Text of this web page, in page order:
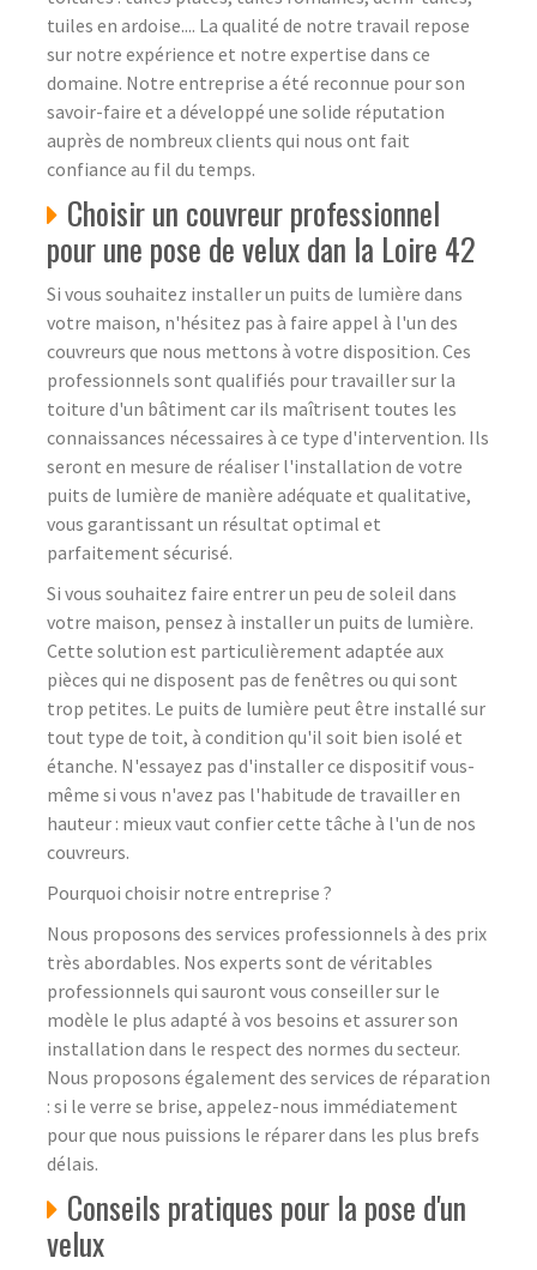
tuiles en ardoise.... La qualité de notre travail repose
sur notre expérience et notre expertise dans ce
domaine. Notre entreprise a été reconnue pour son
savoir-faire et a développé une solide réputation
auprès de nombreux clients qui nous ont fait
confiance au fil du temps.
Choisir un couvreur professionnel
pour une pose de velux dan la Loire 42
Si vous souhaitez installer un puits de lumière dans
votre maison, n'hésitez pas à faire appel à l'un des
couvreurs que nous mettons à votre disposition. Ces
professionnels sont qualifiés pour travailler sur la
toiture d'un bâtiment car ils maîtrisent toutes les
connaissances nécessaires à ce type d'intervention. Ils
seront en mesure de réaliser l'installation de votre
puits de lumière de manière adéquate et qualitative,
vous garantissant un résultat optimal et
parfaitement sécurisé.
Si vous souhaitez faire entrer un peu de soleil dans
votre maison, pensez à installer un puits de lumière.
Cette solution est particulièrement adaptée aux
pièces qui ne disposent pas de fenêtres ou qui sont
trop petites. Le puits de lumière peut être installé sur
tout type de toit, à condition qu'il soit bien isolé et
étanche. N'essayez pas d'installer ce dispositif vous-
même si vous n'avez pas l'habitude de travailler en
hauteur : mieux vaut confier cette tâche à l'un de nos
couvreurs.
Pourquoi choisir notre entreprise ?
Nous proposons des services professionnels à des prix
très abordables. Nos experts sont de véritables
professionnels qui sauront vous conseiller sur le
modèle le plus adapté à vos besoins et assurer son
installation dans le respect des normes du secteur.
Nous proposons également des services de réparation
: si le verre se brise, appelez-nous immédiatement
pour que nous puissions le réparer dans les plus brefs
délais.
Conseils pratiques pour la pose d'un
velux